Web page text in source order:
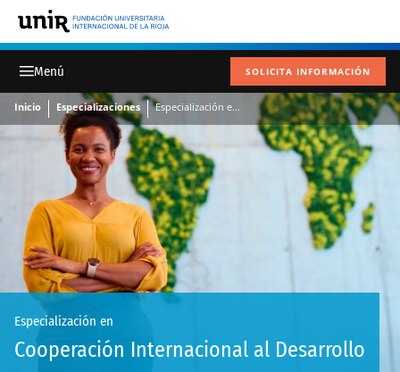
SOLICITA INFORMACIÓN
Inicio Especializaciones Especialización en Cooperación Internacional al Desarrollo
Especialización en
Cooperación Internacional al Desarrollo